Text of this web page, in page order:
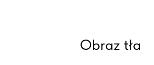
Obraz tła